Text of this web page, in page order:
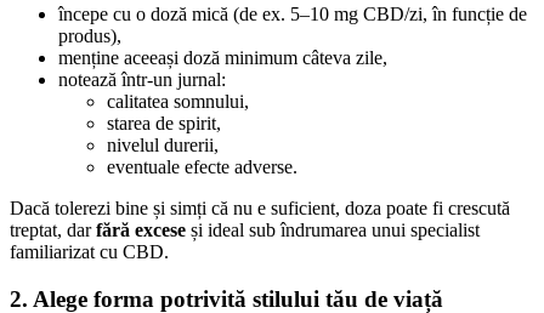
începe cu o doză mică (de ex. 5–10 mg CBD/zi, în funcție de
produs),
menține aceeași doză minimum câteva zile,
notează într-un jurnal:
calitatea somnului,
starea de spirit,
nivelul durerii,
eventuale efecte adverse.
Dacă tolerezi bine și simți că nu e suficient, doza poate fi crescută
treptat, darfără excese și ideal sub îndrumarea unui specialist
familiarizat cu CBD.
2. Alege forma potrivită stilului tău de viață